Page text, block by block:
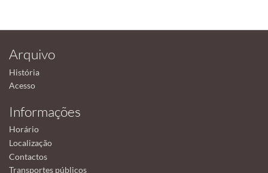
Arquivo
História
Acesso
Informações
Horário
Localização
Contactos
Transportes públicos